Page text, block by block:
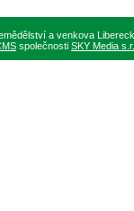
a venkova
společnosti SKY Media